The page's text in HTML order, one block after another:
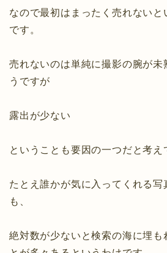
なので最初はまったく売れないと
です。
売れないのは単純に撮影の腕が未
うですが
露出が少ない
ということも要因の一つだと考え
たとえ誰かが気に入ってくれる写
も、
絶対数が少ないと検索の海に埋も